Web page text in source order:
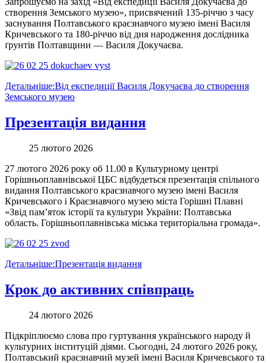
створення Земського музею», присвячений 135-річчю з часу
заснування Полтавського краєзнавчого музею імені Василя
Кричевського та 180-річчю від дня народження дослідника
ґрунтів Полтавщини — Василя Докучаєва.
Детальніше:Від експедиції Василя Докучаєва до створення
Земського музею
Презентація видання
25 лютого 2026
27 лютого 2026 року об 11.00 в Культурному центрі
Горішньоплавнівської ЦБС відбудеться презентація спільного
видання Полтавського краєзнавчого музею імені Василя
Кричевського і Краєзнавчого музею міста Горішні Плавні
«Звід пам’яток історії та культури України: Полтавська
область. Горішньоплавнівська міська територіальна громада».
Детальніше:Презентація видання
Крок до активних співпраць
24 лютого 2026
Підкріплюємо слова про гуртування українського народу й
культурних інституцій діями. Сьогодні, 24 лютого 2026 року,
Полтавський краєзнавчий музей імені Василя Кричевського та